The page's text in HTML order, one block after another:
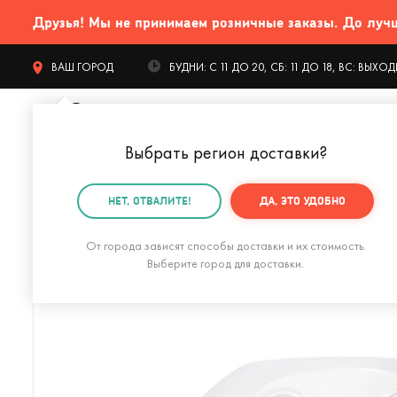
Друзья! Мы не принимаем розничные заказы. До
ВАШ ГОРОД
Выбрать регион доставки?
НЕТ, ОТВАЛИТЕ! ДА, ЭТО УДОБНО
От города зависят способы доставки и их стоимость.
Выберите город для доставки.
БУДНИ: С 11 ДО 20, СБ: 11 ДО 18, ВС:
Главная Интерьер Вазы Ваза Tassen Amused
Ваза Riverstone, 25 см, жемчужно-серая